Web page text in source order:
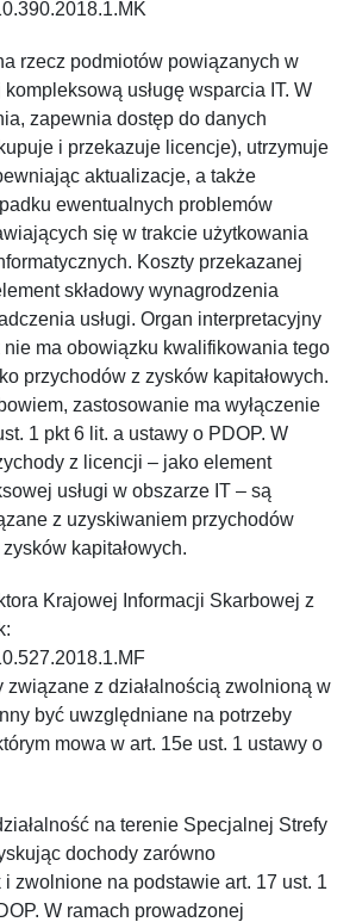
rzecz podmiotów powiązanych w
usługę wsparcia IT. W
zapewnia dostęp do danych
i przekazuje licencje), utrzymuje
aktualizacje, a także
ewentualnych problemów
się w trakcie użytkowania
Koszty przekazanej
składowy wynagrodzenia
usługi. Organ interpretacyjny
nie ma obowiązku kwalifikowania tego
przychodów z zysków kapitałowych.
zastosowanie ma wyłączenie
1 pkt 6 lit. a ustawy o PDOP. W
z licencji – jako element
usługi w obszarze IT – są
z uzyskiwaniem przychodów
kapitałowych.
Krajowej Informacji Skarbowej z
związane z działalnością zwolnioną w
być uwzględniane na potrzeby
mowa w art. 15e ust. 1 ustawy o
na terenie Specjalnej Strefy
dochody zarówno
zwolnione na podstawie art. 17 ust. 1
W ramach prowadzonej